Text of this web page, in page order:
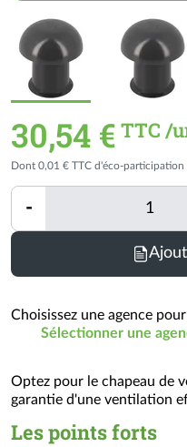
30,54 € TTC /
Dont 0,01 € TTC d'éco-participation
- Quantité
Choisissez une agence
Sélectionner une
Optez pour le chapeau de
garantie d'une ventilation
Les points forts